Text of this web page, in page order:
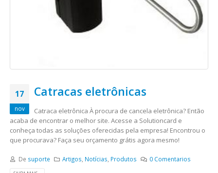
17
nov
Catracas eletrônicas
Catraca eletrônica À procura de cancela eletrônica? Então
acaba de encontrar o melhor site. Acesse a Solutioncard e
conheça todas as soluções oferecidas pela empresa! Encontrou o
que procurava? Faça seu orçamento grátis agora mesmo!
De suporte Artigos Notícias Produtos 0 Comentarios